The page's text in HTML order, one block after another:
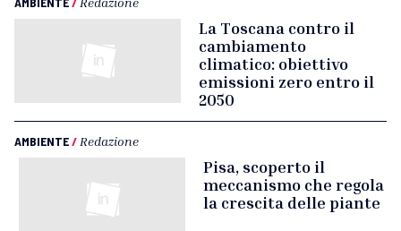
La Toscana contro il
cambiamento
climatico: obiettivo
emissioni zero entro il
2050
AMBIENTE/ Redazione
Pisa, scoperto il
meccanismo che regola
la crescita delle piante